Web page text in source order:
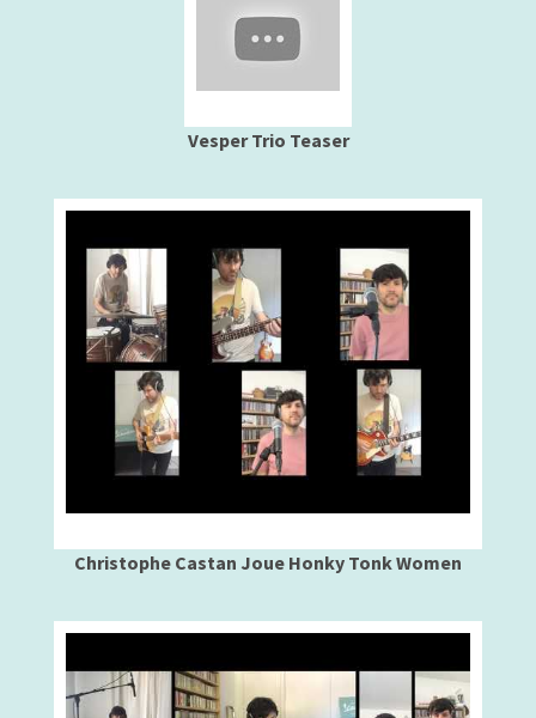
Vesper Trio Teaser
Christophe Castan Joue Honky Tonk Women